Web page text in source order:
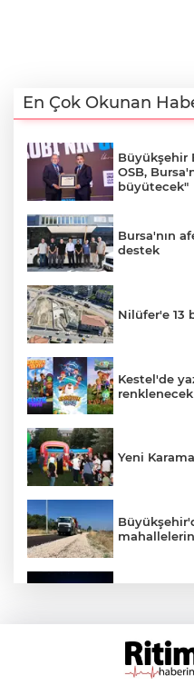
En Çok Okunan
Büyükşehir
OSB,
büyütecek"
Bursa'nın
destek
Nilüfer'e 13
Kestel'de
renklenecek
Yeni
Aslı
unutulmaz